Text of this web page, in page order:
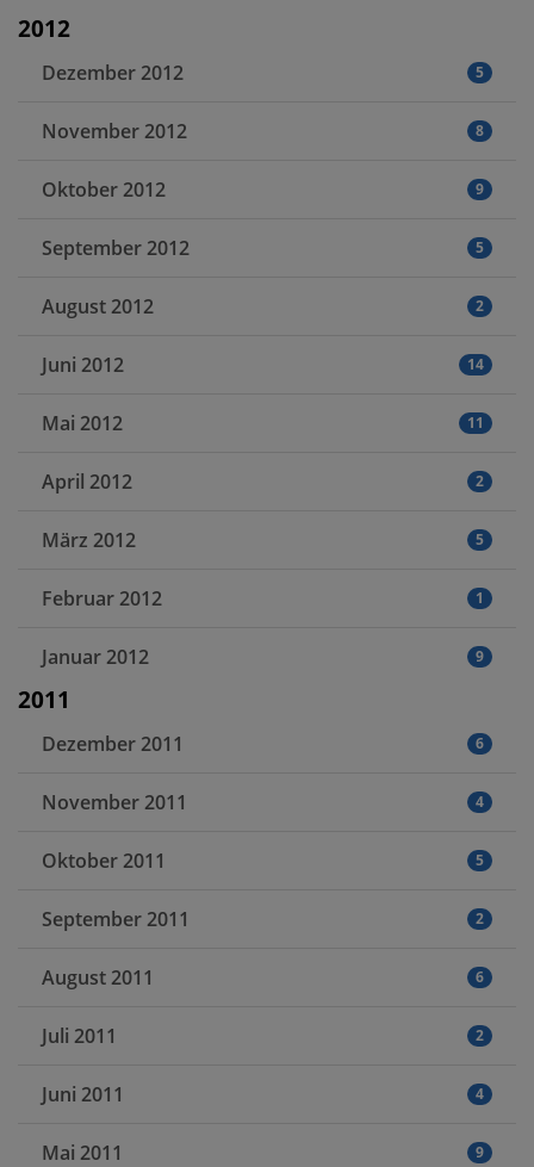
2012
Dezember 2012 5
November 2012 8
Oktober 2012 9
September 2012 5
August 2012 2
Juni 2012 14
Mai 2012 11
April 2012 2
März 2012 5
Februar 2012 1
Januar 2012 9
2011
Dezember 2011 6
November 2011 4
Oktober 2011 5
September 2011 2
August 2011 6
Juli 2011 2
Juni 2011 4
Mai 2011 9